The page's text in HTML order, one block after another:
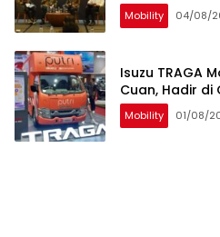
Mobility 04/08/
Isuzu TRAGA
Cuan, Hadir di
Mobility 01/08/